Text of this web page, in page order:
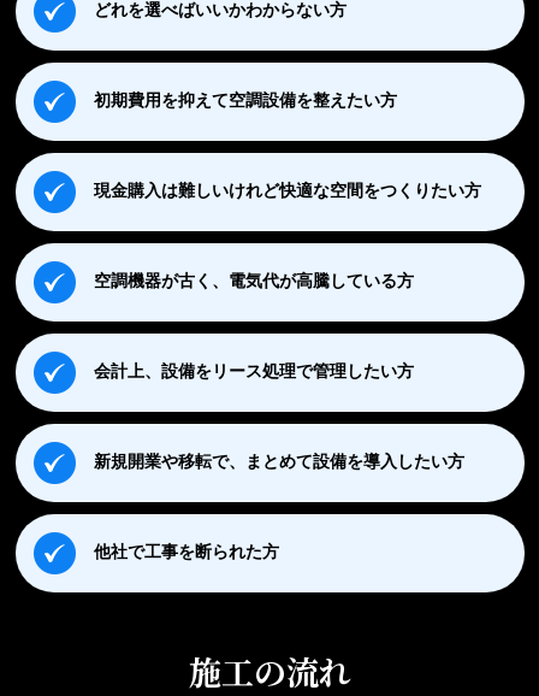
どれを選べばいいかわからない方
初期費用を抑えて空調設備を整えたい方
現金購入は難しいけれど快適な空間をつくりたい方
空調機器が古く、電気代が高騰している方
会計上、設備をリース処理で管理したい方
新規開業や移転で、まとめて設備を導入したい方
他社で工事を断られた方
施工の流れ